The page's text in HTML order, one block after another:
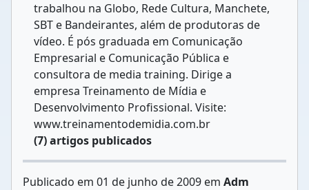
trabalhou na Globo, Rede Cultura, Manchete,
SBT e Bandeirantes, além de produtoras de
vídeo. É pós graduada em Comunicação
Empresarial e Comunicação Pública e
consultora de media training. Dirige a
empresa Treinamento de Mídia e
Desenvolvimento Profissional. Visite:
www.treinamentodemidia.com.br
(7) artigos publicados
Publicado em 01 de junho de 2009 em Adm